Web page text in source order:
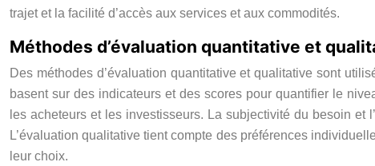
trajet et la facilité d’accès aux services et aux commodités.
Méthodes d’évaluation quantitative et
Des méthodes d’évaluation quantitative et qualitative sont
basent sur des indicateurs et des scores pour quantifier le
les acheteurs et les investisseurs. La subjectivité du besoin et
L’évaluation qualitative tient compte des préférences
leur choix.